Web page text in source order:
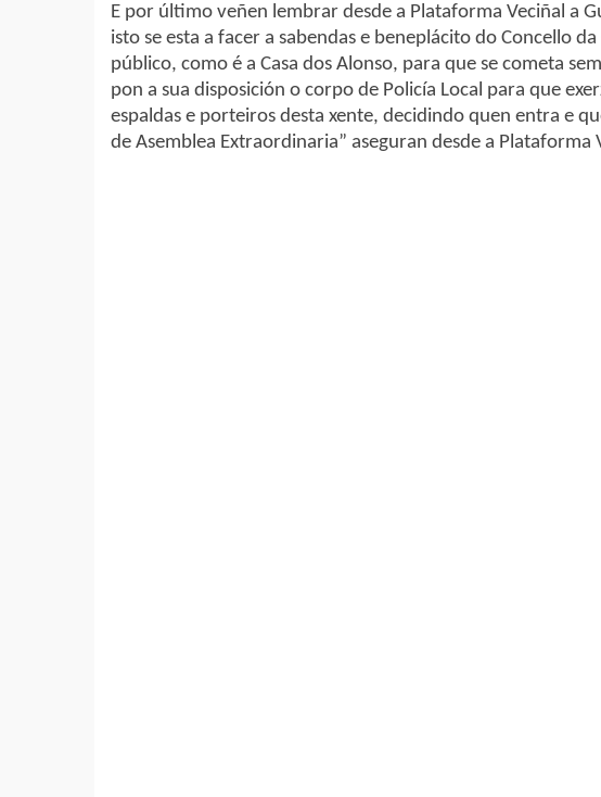
E por último veñen lembrar desde a Plataforma Veciñal a
isto se esta a facer a sabendas e beneplácito do Concello
público, como é a Casa dos Alonso, para que se cometa
pon a sua disposición o corpo de Policía Local para que
espaldas e porteiros desta xente, decidindo quen entra e
de Asemblea Extraordinaria” aseguran desde a Plataforma